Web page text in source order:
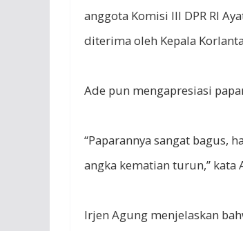
anggota Komisi III DPR RI
diterima oleh Kepala
Ade pun mengapresiasi
“Paparannya sangat bagus,
angka kematian turun,” kata
Irjen Agung menjelaskan